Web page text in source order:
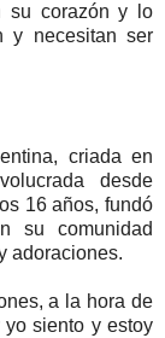
su corazón y lo
y necesitan ser
criada en
desde
16 años, fundó
su comunidad
adoraciones.
a la hora de
siento y estoy